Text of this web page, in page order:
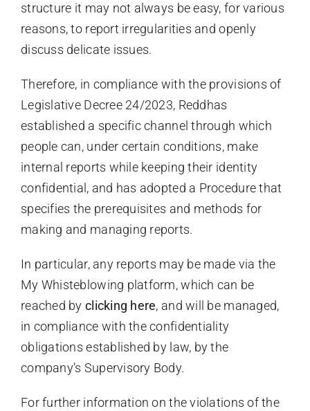
structure it may not always be easy, for various
reasons, to report irregularities and openly
discuss delicate issues.
Therefore, in compliance with the provisions of
Legislative Decree 24/2023, Reddhas
established a specific channel through which
people can, under certain conditions, make
internal reports while keeping their identity
confidential, and has adopted a Procedure that
specifies the prerequisites and methods for
making and managing reports.
In particular, any reports may be made via the
My Whisteblowing platform, which can be
reached by clicking here, and will be managed,
in compliance with the confidentiality
obligations established by law, by the
company’s Supervisory Body.
For further information on the violations of the